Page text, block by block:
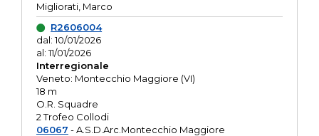
Migliorati, Marco
R2606004
dal: 10/01/2026
al: 11/01/2026
Interregionale
Veneto: Montecchio Maggiore (VI)
18 m
O.R. Squadre
2 Trofeo Collodi
06067 - A.S.D.Arc.Montecchio Maggiore